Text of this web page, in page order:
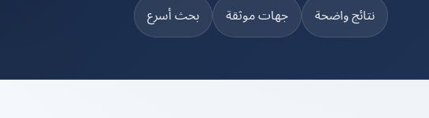
نتائج واضحة جهات موثقة بحث أسرع